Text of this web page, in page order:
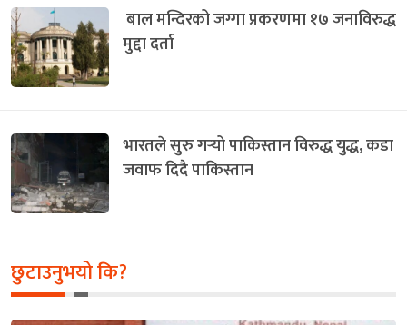
बाल मन्दिरको जग्गा प्रकरणमा १७ जनाविरुद्ध
मुद्दा दर्ता
भारतले सुरु गर्‍यो पाकिस्तान विरुद्ध युद्ध, कडा
जवाफ दिदै पाकिस्तान
छुटाउनुभयो कि?